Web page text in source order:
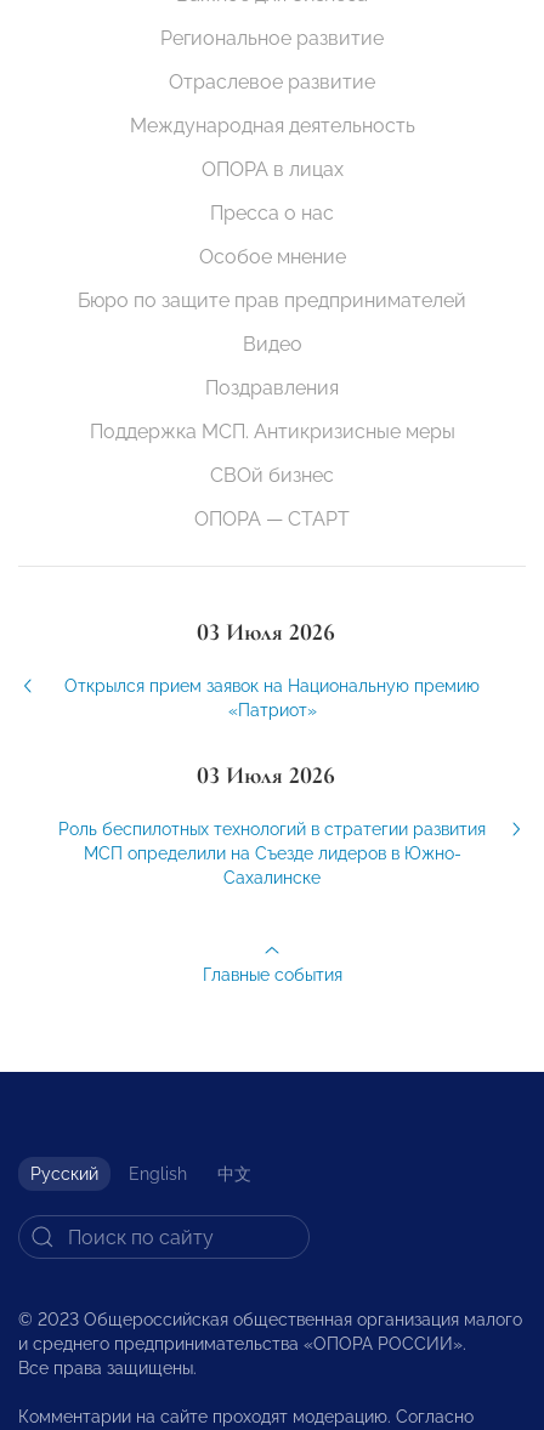
Региональное развитие
Отраслевое развитие
Международная деятельность
ОПОРА в лицах
Пресса о нас
Особое мнение
Бюро по защите прав предпринимателей
Видео
Поздравления
Поддержка МСП. Антикризисные меры
СВОй бизнес
ОПОРА — СТАРТ
03 Июля 2026
Открылся прием заявок на Национальную премию
«Патриот»
03 Июля 2026
Роль беспилотных технологий в стратегии развития
МСП определили на Съезде лидеров в Южно-
Сахалинске
Главные события
Русский English 中文
© 2023 Общероссийская общественная организация малого
и среднего предпринимательства «ОПОРА РОССИИ».
Все права защищены.
Комментарии на сайте проходят модерацию. Согласно